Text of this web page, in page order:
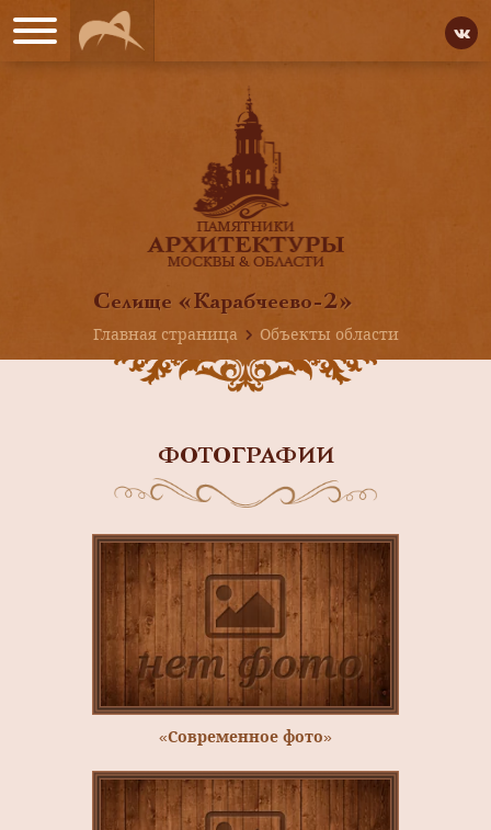
Селище «Карабчеево-2»
Главная страница
Объекты области
ФОТОГРАФИИ
«Современное фото»